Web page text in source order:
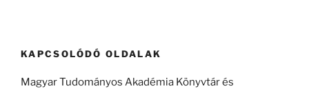
KAPCSOLÓDÓ OLDALAK
Magyar Tudományos Akadémia Könyvtár és